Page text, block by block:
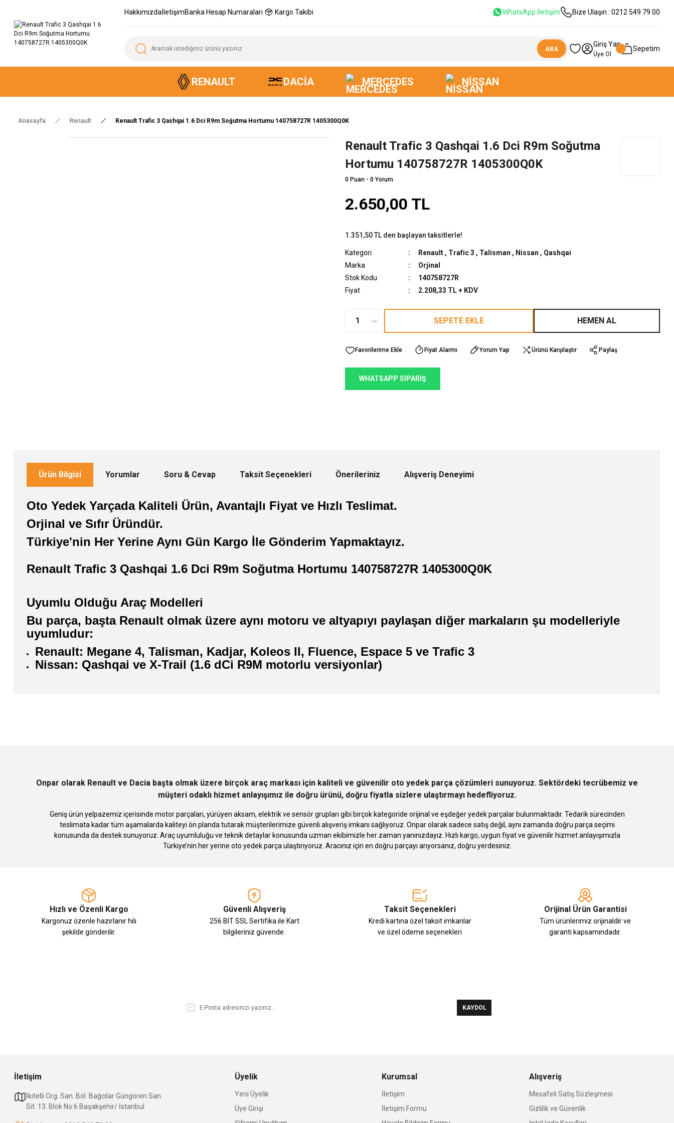
HakkımızdaİletişimBanka Hesap Numaraları Kargo Takibi WhatsApp İletişim Bize Ulaşın : 0212 549 79 00
ARA
Giriş Yap
Üye Ol
Sepetim
RENAULT DACIA MERCEDES NISSAN
Anasayfa Renault Renault Trafic 3 Qashqai 1.6 Dci R9m Soğutma Hortumu 140758727R 1405300Q0K
Renault Trafic 3 Qashqai 1.6 Dci R9m Soğutma
Hortumu 140758727R 1405300Q0K
0 Puan - 0 Yorum
2.650,00 TL
1.351,50 TL den başlayan taksitlerle!
Kategori Renault , Trafic 3 , Talisman , Nissan , Qashqai
Marka
Orjinal
Stok Kodu
140758727R
Fiyat
2.208,33 TL + KDV
SEPETE EKLE HEMEN AL
Fiyat Alarmı Yorum Yap Ürünü Karşılaştır Paylaş
WHATSAPP SİPARİŞ
Ürün Bilgisi Yorumlar Soru & Cevap Taksit Seçenekleri Önerileriniz Alışveriş Deneyimi
Oto Yedek Yarçada Kaliteli Ürün, Avantajlı Fiyat ve Hızlı Teslimat.
Orjinal ve Sıfır Üründür.
Türkiye'nin Her Yerine Aynı Gün Kargo İle Gönderim Yapmaktayız.
Renault Trafic 3 Qashqai 1.6 Dci R9m Soğutma Hortumu 140758727R 1405300Q0K
Uyumlu Olduğu Araç Modelleri
Bu parça, başta Renault olmak üzere aynı motoru ve altyapıyı paylaşan diğer markaların şu modelleriyle
uyumludur:
Renault: Megane 4, Talisman, Kadjar, Koleos II, Fluence, Espace 5 ve Trafic 3
Nissan: Qashqai ve X-Trail (1.6 dCi R9M motorlu versiyonlar)
Gönder
Onpar olarak Renault ve Dacia başta olmak üzere birçok araç markası için kaliteli ve güvenilir oto yedek parça çözümleri sunuyoruz. Sektördeki tecrübemiz ve
müşteri odaklı hizmet anlayışımız ile doğru ürünü, doğru fiyatla sizlere ulaştırmayı hedefliyoruz.
Geniş ürün yelpazemiz içerisinde motor parçaları, yürüyen aksam, elektrik ve sensör grupları gibi birçok kategoride orijinal ve eşdeğer yedek parçalar bulunmaktadır. Tedarik sürecinden
teslimata kadar tüm aşamalarda kaliteyi ön planda tutarak müşterilerimize güvenli alışveriş imkanı sağlıyoruz. Onpar olarak sadece satış değil, aynı zamanda doğru parça seçimi
konusunda da destek sunuyoruz. Araç uyumluluğu ve teknik detaylar konusunda uzman ekibimizle her zaman yanınızdayız. Hızlı kargo, uygun fiyat ve güvenilir hizmet anlayışımızla
Türkiye’nin her yerine oto yedek parça ulaştırıyoruz. Aracınız için en doğru parçayı arıyorsanız, doğru yerdesiniz.
Hızlı ve Özenli Kargo
Kargonuz özenle hazırlanır hılı
şekilde gönderilir.
Güvenli Alışveriş
256 BIT SSL Sertifika ile Kart
bilgileriniz güvende.
Taksit Seçenekleri
Kredi kartına özel taksit imkanlar
ve özel ödeme seçenekleri
Orijinal Ürün Garantisi
Tüm ürünlerimiz orijinaldir ve
garanti kapsamındadır.
KAYDOL
İletişim
İkitelli Org. San. Böl. Bağcılar Güngören San.
Sit. 13. Blok No:6 Başakşehir/ İstanbul
Üyelik
Yeni Üyelik
Üye Girişi
Kurumsal
İletişim
İletişim Formu
Alışveriş
Mesafeli Satış Sözleşmesi
Gizlilik ve Güvenlik